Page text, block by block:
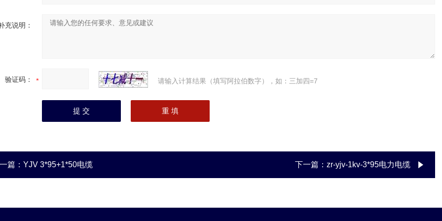
充说明：
验证码： 请输入计算结果（填写阿拉伯数字），如：三加四=7
篇： YJV 3*95+1*50电缆 下一篇： zr-yjv-1kv-3*95电力电缆